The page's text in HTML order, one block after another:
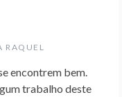
RAQUEL
encontrem bem.
trabalho deste